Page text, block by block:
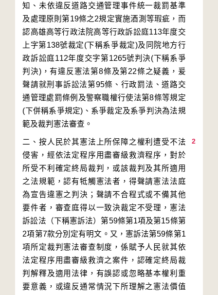
知、未依違反道路交通管理事件統一裁罰基準
及處理原則第19條之2規定實施酒測等瑕疵，而
認高雄高等行政法院高等行政訴訟庭113年度交
上字第138號裁定(下稱系爭裁定)及同院地方行
政訴訟庭112年度交字第1265號判決(下稱系爭
判決)，有違反憲法第8條及第22條之疑義，爰
聲請就刑事訴訟法第95條、行政罰法、道路交
通管理處罰條例及警察職權行使法第8條等規定
(下併稱系爭規定)、系爭裁定及系爭判決為法規
2
二、按人民於其憲法上所保障之權利遭受不法
侵害，經依法定程序用盡審級救濟程序，對於
所受不利確定終局裁判，或該裁判及其所適用
之法規範，認有牴觸憲法者，得聲請憲法法庭
為宣告違憲之判決；聲請不合程式或不備其他
要件者，審查庭得以一致決裁定不受理，憲法
訴訟法（下稱憲訴法）第59條第1項及第15條第
2項第7款分別定有明文。又，憲訴法第59條第1
項所定裁判憲法審查制度，係賦予人民就其依
法定程序用盡審級救濟之案件，認確定終局裁
判解釋及適用法律，有誤認或忽略基本權利重
要意義，或違反通常情況下所理解之憲法價值